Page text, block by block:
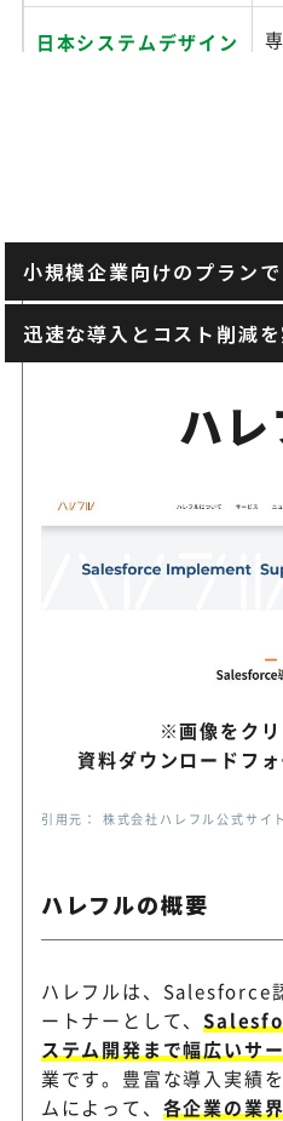
日本システムデザイン
富士ソフト
SOHOBB
Sun&Son’s Consul
ting
アクセンチュア
小規模企業向けのプランで
迅速な導入とコスト削減
ハ
※画像をクリ
資料ダウンロードフォ
引用元： 株式会社ハレフル公
ハレフルの概要
ハレフルは、Salesforce
ートナーとして、
ステム開発まで幅広いサ
業です。豊富な導入実績
ムによって、 各企業の業